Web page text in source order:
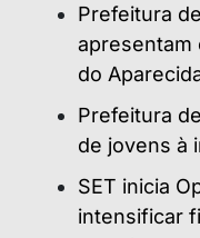
Prefeitura
apresentam
do
Prefeitura
de jovens à
SET inicia
intensificar